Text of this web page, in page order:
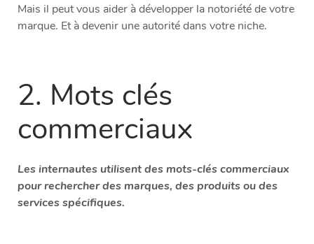
Mais il peut vous aider à développer la notoriété de votre
marque. Et à devenir une autorité dans votre niche.
2. Mots clés
commerciaux
Les internautes utilisent des mots-clés commerciaux
pour rechercher des marques, des produits ou des
services spécifiques.